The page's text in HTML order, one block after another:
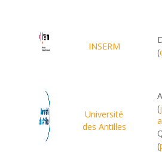
INSERM
(
Université
des Antilles
(
(